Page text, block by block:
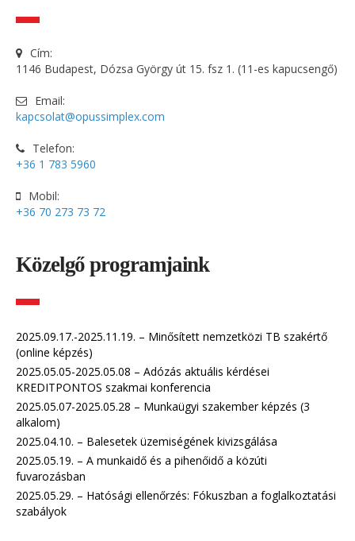
Cím:
1146 Budapest, Dózsa György út 15. fsz 1. (11-es kapucsengő)
Email:
kapcsolat@opussimplex.com
Telefon:
+36 1 783 5960
Mobil:
+36 70 273 73 72
Közelgő programjaink
2025.09.17.-2025.11.19. – Minősített nemzetközi TB szakértő
(online képzés)
2025.05.05-2025.05.08 – Adózás aktuális kérdései
KREDITPONTOS szakmai konferencia
2025.05.07-2025.05.28 – Munkaügyi szakember képzés (3
alkalom)
2025.04.10. – Balesetek üzemiségének kivizsgálása
2025.05.19. – A munkaidő és a pihenőidő a közúti
fuvarozásban
2025.05.29. – Hatósági ellenőrzés: Fókuszban a foglalkoztatási
szabályok